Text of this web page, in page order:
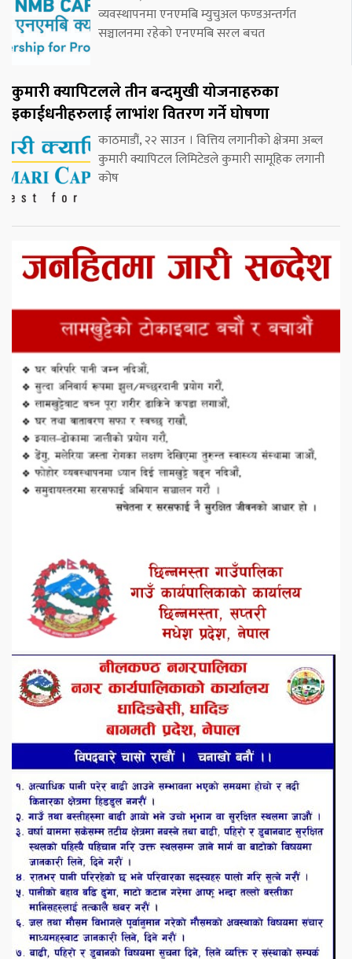
व्यवस्थापनमा एनएमबि म्युचुअल फण्डअन्तर्गत
सञ्चालनमा रहेको एनएमबि सरल बचत
कुमारी क्यापिटलले तीन बन्दमुखी योजनाहरुका
इकाईधनीहरुलाई लाभांश वितरण गर्ने घोषणा
काठमाडौं, २२ साउन । वित्तिय लगानीको क्षेत्रमा अब्ल
कुमारी क्यापिटल लिमिटेडले कुमारी सामूहिक लगानी
कोष